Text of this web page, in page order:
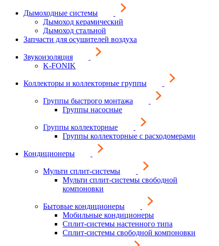
Дымоходные системы
Дымоход керамический
Дымоход стальной
Запчасти для осушителей воздуха
Звукоизоляция
K-FONIK
Коллекторы и коллекторные группы
Группы быстрого монтажа
Группы насосные
Группы коллекторные
Группы коллекторные с расходомерами
Кондиционеры
Мульти сплит-системы
Мульти сплит-системы свободной
компоновки
Бытовые кондиционеры
Мобильные кондиционеры
Сплит-системы настенного типа
Сплит-системы свободной компоновки